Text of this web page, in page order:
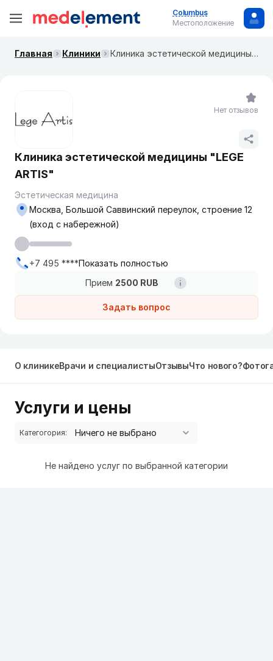
Columbus
Местоположение
Главная Клиники Клиника эстетической медицины "LEGE ARTIS"
Клиника эстетической медицины "LEGE
ARTIS"
Эстетическая медицина
Прием 2500 RUB
Задать вопрос
Москва, Большой Саввинский переулок, строение 12
(вход с набережной)
+7 495 ****Показать полностью
Нет отзывов
О клиникеВрачи и специалистыОтзывыЧто нового?
Услуги и цены
Категогория:
Не найдено услуг по выбранной категории